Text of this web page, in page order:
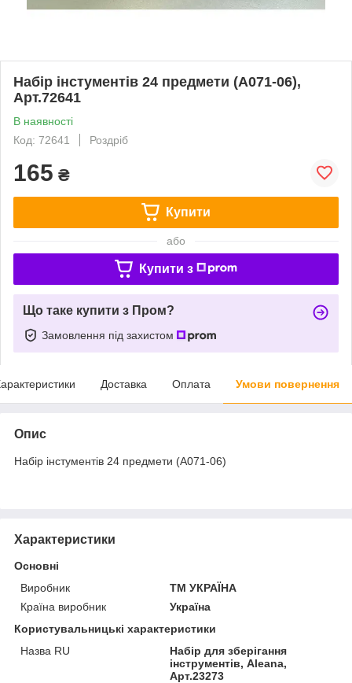
Набір інстументів 24 предмети (A071-06),
Арт.72641
В наявності
Код: 72641
Роздріб
165 ₴
Купити
або
Купити з
Що таке купити з Пром?
Замовлення під захистом
Доставка Оплата Умови повернення
Опис
Набір інстументів 24 предмети (A071-06)
Характеристики
Основні
Виробник
ТМ УКРАЇНА
Країна виробник
Україна
Користувальницькі характеристики
Назва RU
Набір для зберігання
інструментів, Aleana,
Арт.23273